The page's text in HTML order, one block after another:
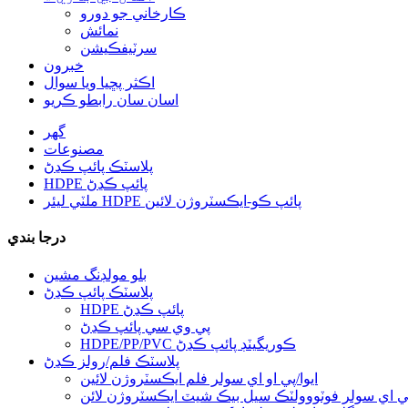
ڪارخاني جو دورو
نمائش
سرٽيفڪيشن
خبرون
اڪثر پڇيا ويا سوال
اسان سان رابطو ڪريو
گھر
مصنوعات
پلاسٽڪ پائپ ڪڍڻ
HDPE پائپ ڪڍڻ
ملٽي ليئر HDPE پائپ ڪو-ايڪسٽروژن لائين
درجا بندي
بلو مولڊنگ مشين
پلاسٽڪ پائپ ڪڍڻ
HDPE پائپ ڪڍڻ
پي وي سي پائپ ڪڍڻ
HDPE/PP/PVC ڪوريگيٽڊ پائپ ڪڍڻ
پلاسٽڪ فلم/رولز ڪڍڻ
ايوا/پي او اي سولر فلم ايڪسٽروژن لائين
اي سولر فوٽووولٽڪ سيل بيڪ شيٽ ايڪسٽروژن لائن